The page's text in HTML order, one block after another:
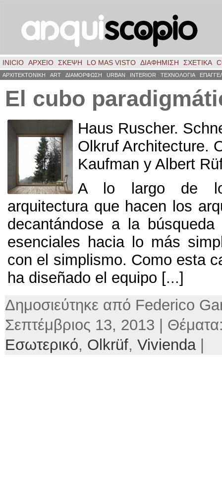
INICIO ΑΡΧΕΙΟ ΣΚΈΨΗ LO MAS VISTO ΔΙΑΦΗΜΙΣΗ ΣΧΕΤΙΚΑ
ΑΡΧΙΤΕΚΤΟΝΙΚΗ ART ΔΙΑΜΟΡΦΩΣΗ URBAN INTERIOR ΤΕΧΝΟΛΟΓΙΑ
El cubo
Haus Ruscher.
Olkruf Architecture.
Kaufman y Albert
A lo largo de
arquitectura que hacen los
decantándose a la
esenciales hacia lo más
con el simplismo. Como esta
ha diseñado el equipo [...]
Δημοσιεύτηκε από Federico
Σεπτέμβριος 13, 2013 |
Εσωτερικό, Olkrüf, Vivienda|